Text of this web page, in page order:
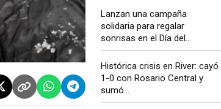
Lanzan una campaña
solidaria para regalar
sonrisas en el Día del...
Histórica crisis en River: cayó
1-0 con Rosario Central y
sumó...